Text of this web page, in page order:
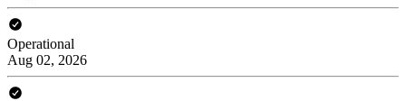
Operational
Aug 02, 2026